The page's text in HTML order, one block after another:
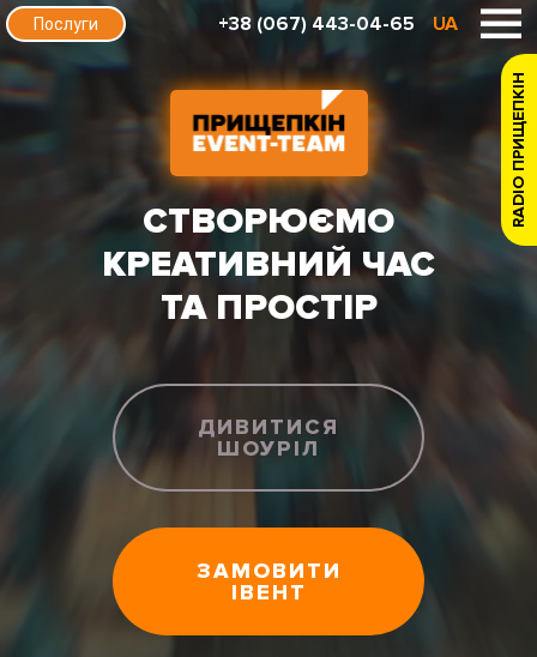
+38 (067) 443-04-65 UA
Послуги
СТВОРЮЄМО
КРЕАТИВНИЙ ЧАС
ТА ПРОСТІР
ДИВИТИСЯ
ШОУРІЛ
ЗАМОВИТИ
ІВЕНТ
RADIO ПРИЩЕПКІН